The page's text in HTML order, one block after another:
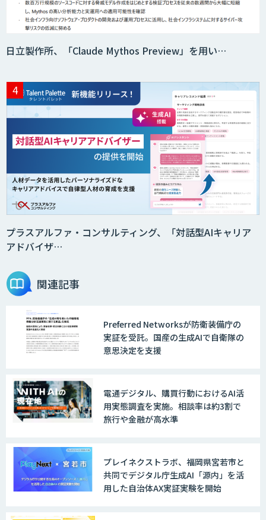
日立製作所、「Claude Mythos Preview」を用い…
プラスアルファ・コンサルティング、「対話型AIキャリア
アドバイザ…
関連記事
Preferred Networksが防衛装備庁の
実証を受託。国産の生成AIで自衛隊の
意思決定を支援
電通デジタル、購買行動におけるAI活
用実態調査を実施。相談率は約3割で
旅行や金融が高水準
プレイネクストラボ、福岡県宮若市と
共同でデジタル庁生成AI「源内」を活
用した自治体AX実証実験を開始